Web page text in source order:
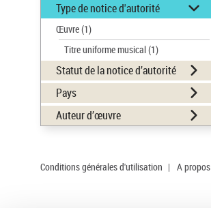
Type de notice d'autorité
Œuvre(1)
Titre uniforme musical(1)
Statut de la notice d’autorité
Pays
Auteur d’œuvre
Conditions générales d'utilisation | A propos